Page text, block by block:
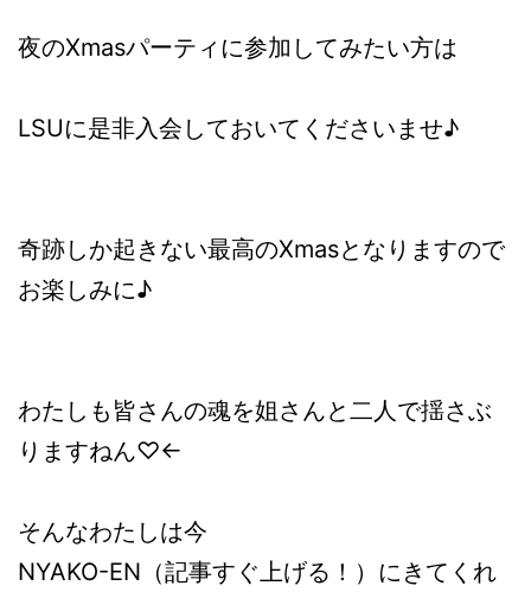
夜のXmasパーティに参加してみたい方は
LSUに是非入会しておいてくださいませ♪
奇跡しか起きない最高のXmasとなりますので
お楽しみに♪
わたしも皆さんの魂を姐さんと二人で揺さぶ
りますねん♡←
そんなわたしは今
NYAKO-EN（記事すぐ上げる！）にきてくれ